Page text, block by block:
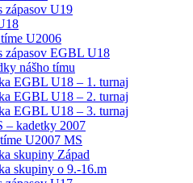
zápasov U19
U2006
zápasov EGBL U18
nášho tímu
EGBL U18 – 1. turnaj
EGBL U18 – 2. turnaj
EGBL U18 – 3. turnaj
– kadetky 2007
U2007 MS
skupiny Západ
skupiny o 9.-16.m